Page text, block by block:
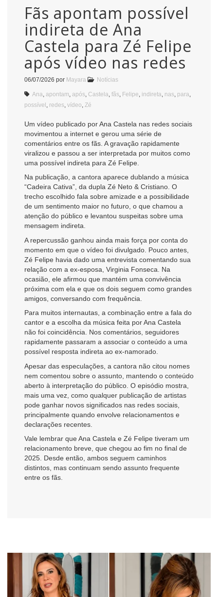
Fãs apontam possível
indireta de Ana
Castela para Zé Felipe
após vídeo nas redes
06/07/2026 por Mayara Notícias
Ana, apontam, após, Castela, fãs, Felipe, indireta, nas, para,
possível , redes, vídeo, Zé
Um vídeo publicado por Ana Castela nas redes sociais
movimentou a internet e gerou uma série de
comentários entre os fãs. A gravação rapidamente
viralizou e passou a ser interpretada por muitos como
uma possível indireta para Zé Felipe.
Na publicação, a cantora aparece dublando a música
“Cadeira Cativa”, da dupla Zé Neto & Cristiano. O
trecho escolhido fala sobre amizade e a possibilidade
de um sentimento maior no futuro, o que chamou a
atenção do público e levantou suspeitas sobre uma
mensagem indireta.
A repercussão ganhou ainda mais força por conta do
momento em que o vídeo foi divulgado. Pouco antes,
Zé Felipe havia dado uma entrevista comentando sua
relação com a ex-esposa, Virginia Fonseca. Na
ocasião, ele afirmou que mantém uma convivência
próxima com ela e que os dois seguem como grandes
amigos, conversando com frequência.
Para muitos internautas, a combinação entre a fala do
cantor e a escolha da música feita por Ana Castela
não foi coincidência. Nos comentários, seguidores
rapidamente passaram a associar o conteúdo a uma
possível resposta indireta ao ex-namorado.
Apesar das especulações, a cantora não citou nomes
nem comentou sobre o assunto, mantendo o conteúdo
aberto à interpretação do público. O episódio mostra,
mais uma vez, como qualquer publicação de artistas
pode ganhar novos significados nas redes sociais,
principalmente quando envolve relacionamentos e
declarações recentes.
Vale lembrar que Ana Castela e Zé Felipe tiveram um
relacionamento breve, que chegou ao fim no final de
2025. Desde então, ambos seguem caminhos
distintos, mas continuam sendo assunto frequente
entre os fãs.